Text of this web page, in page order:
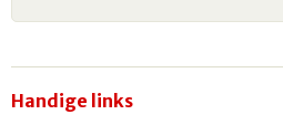
Handige links